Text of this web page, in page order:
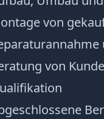
von
von